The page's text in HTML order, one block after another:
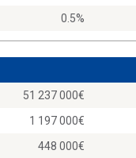
0.5%
51 237 000
1 197 000
448 000